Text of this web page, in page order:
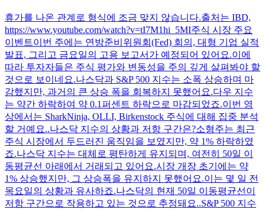
휴가를 나온 관계로 형식에 조금 맞지 않습니다.출처는 IBD,
https://www.youtube.com/watch?v=tI7M1hi_5MI주식 시장 주요
이벤트이번 주에는 연방준비위원회(Fed) 회의, 대형 기업 실적
발표, 그리고 금요일의 고용 보고서가 예정되어 있어요.이에
따라 투자자들은 주식 평가와 변동성을 주의 깊게 살펴봐야 할
것으로 보이네요.나스닥과 S&P 500 지수는 소폭 상승하며 마
감했지만, 과거의 큰 상승 폭을 회복하지 못했어요.다우 지수
는 약간 하락하여 약 0.1퍼센트 하락으로 마감되었죠.이번 영
상에서는 SharkNinja, OLLI, Birkenstock 주식에 대해 집중 분석
할 거예요..나스닥 지수의 상황과 저항 구간은?소형주는 최근
주식 시장에서 두드러진 움직임을 보였지만, 약 1% 하락하였
죠.나스닥 지수는 대체로 평탄하게 유지되며, 여전히 50일 이
동평균선 아래에서 거래되고 있어요.시장 개장 초기에는 약
1% 상승했지만, 그 상승폭을 유지하지 못했어요.이는 몇 일 전
목요일의 상황과 유사하죠.나스닥의 현재 50일 이동평균선이
저항 구간으로 작용하고 있는 것으로 추정돼요..S&P 500 지수